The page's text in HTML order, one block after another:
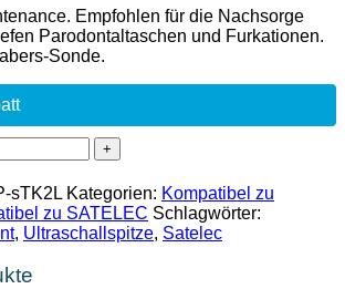
Empfohlen für die Nachsorge
Parodontaltaschen und Furkationen.
Sonde.
sTK2L Kategorien: Kompatibel zu
zu SATELEC Schlagwörter:
, Ultraschallspitze, Satelec